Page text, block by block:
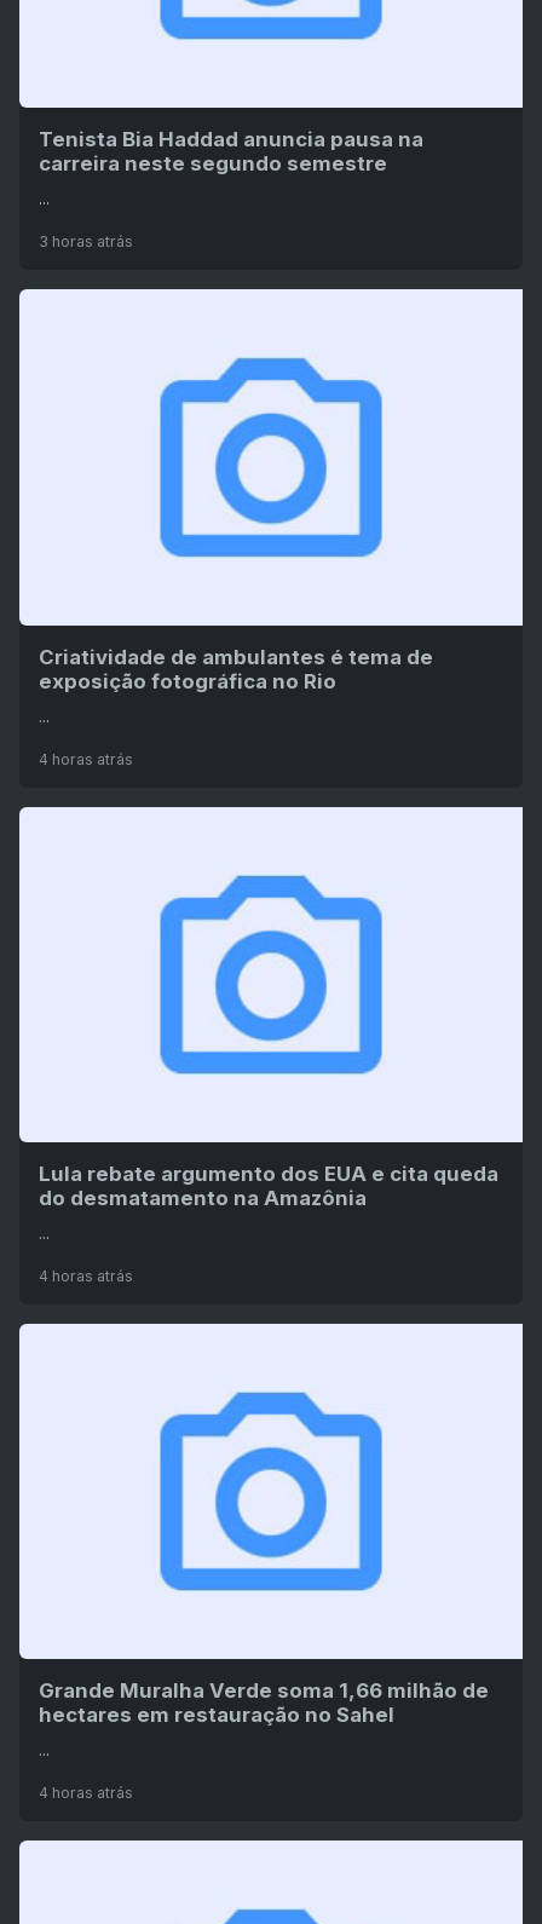
Tenista Bia Haddad anuncia pausa na
carreira neste segundo semestre
...
3 horas atrás
Criatividade de ambulantes é tema de
exposição fotográfica no Rio
...
4 horas atrás
Lula rebate argumento dos EUA e cita queda
do desmatamento na Amazônia
...
4 horas atrás
Grande Muralha Verde soma 1,66 milhão de
hectares em restauração no Sahel
...
4 horas atrás